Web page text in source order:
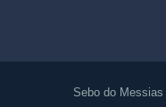
Sebo do